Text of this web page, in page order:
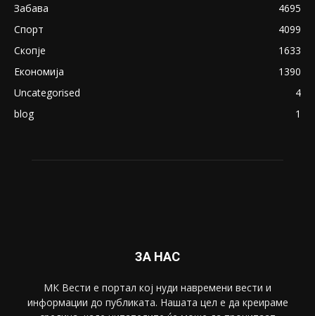
Забава
4695
Спорт
4099
Скопје
1633
Економија
1390
Uncategorised
4
blog
1
ЗА НАС
МК Вести е портал коj нуди навремени вести и
информации до публиката. Нашата цел е да креираме